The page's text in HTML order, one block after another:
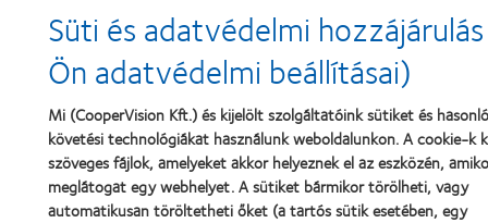
Süti és adatvédelmi
Ön adatvédelmi beállításai)
Mi (CooperVision Kft.) és kijelölt szolgáltatóink sütiket és
követési technológiákat használunk weboldalunkon. A cookie-k
szöveges fájlok, amelyeket akkor helyeznek el az eszközén,
meglátogat egy webhelyet. A sütiket bármikor törölheti, vagy
automatikusan töröltetheti őket (a tartós sütik esetében, egy